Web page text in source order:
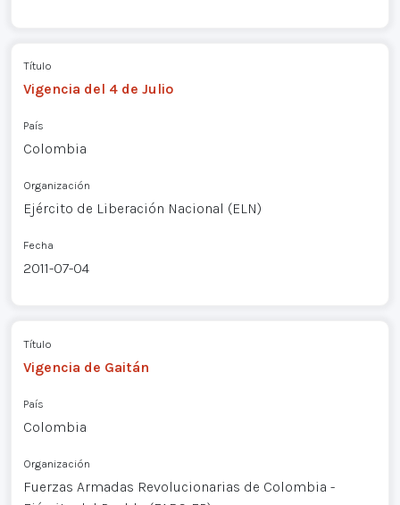
Título
Vigencia del 4 de Julio
País
Colombia
Organización
Ejército de Liberación Nacional (ELN)
Fecha
2011-07-04
Título
Vigencia de Gaitán
País
Colombia
Organización
Fuerzas Armadas Revolucionarias de Colombia -